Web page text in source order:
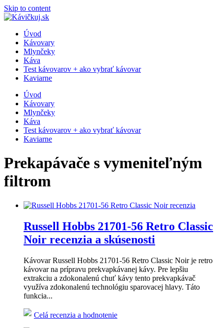
Skip to content
Úvod
Kávovary
Mlynčeky
Káva
Test kávovarov + ako vybrať kávovar
Kaviarne
Úvod
Kávovary
Mlynčeky
Káva
Test kávovarov + ako vybrať kávovar
Kaviarne
Prekapávače s vymeniteľným
filtrom
Russell Hobbs 21701-56 Retro Classic
Noir recenzia a skúsenosti
Kávovar Russell Hobbs 21701-56 Retro Classic Noir je retro
kávovar na prípravu prekvapkávanej kávy. Pre lepšiu
extrakciu a zdokonalenú chuť kávy tento prekvapkávač
využíva zdokonalenú technológiu sparovacej hlavy. Táto
funkcia...
Celá recenzia a hodnotenie